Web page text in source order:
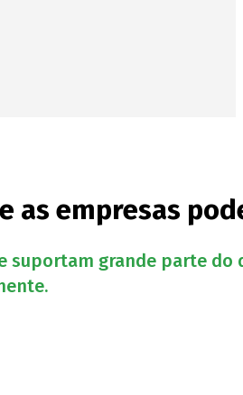
as empresas
suportam grande parte